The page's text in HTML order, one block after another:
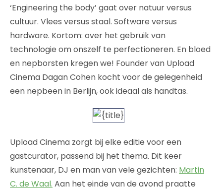
‘Engineering the body’ gaat over natuur versus
cultuur. Vlees versus staal. Software versus
hardware. Kortom: over het gebruik van
technologie om onszelf te perfectioneren. En bloed
en nepborsten kregen we! Founder van Upload
Cinema Dagan Cohen kocht voor de gelegenheid
een nepbeen in Berlijn, ook ideaal als handtas.
Upload Cinema zorgt bij elke editie voor een
gastcurator, passend bij het thema. Dit keer
kunstenaar, DJ en man van vele gezichten: Martin
C. de Waal. Aan het einde van de avond praatte